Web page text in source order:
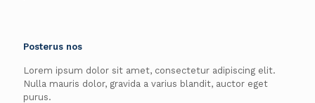
Posterus nos
Lorem ipsum dolor sit amet, consectetur adipiscing elit.
Nulla mauris dolor, gravida a varius blandit, auctor eget
purus.